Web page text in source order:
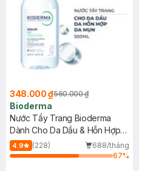
348.000 ₫560.000 ₫
Bioderma
Nước Tẩy Trang Bioderma
Dành Cho Da Dầu & Hỗn Hợp
500ml
4.9 (228)
688/tháng
67%